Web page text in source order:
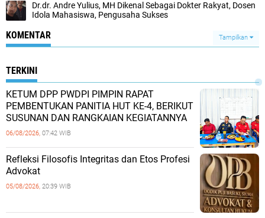
Dr.dr. Andre Yulius, MH Dikenal Sebagai Dokter Rakyat, Dosen
Idola Mahasiswa, Pengusaha Sukses
KOMENTAR Tampilkan
TERKINI
KETUM DPP PWDPI PIMPIN RAPAT
PEMBENTUKAN PANITIA HUT KE-4, BERIKUT
SUSUNAN DAN RANGKAIAN KEGIATANNYA
06/08/2026, 07:42 WIB
Refleksi Filosofis Integritas dan Etos Profesi
Advokat
05/08/2026, 20:39 WIB